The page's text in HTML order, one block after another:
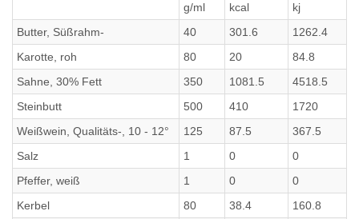
g/ml
kcal
kj
Butter, Süßrahm-
40 301.6 1262.4
Karotte, roh
80 20 84.8
Sahne, 30% Fett
350 1081.5 4518.5
Steinbutt
500 410 1720
Weißwein, Qualitäts-, 10 - 12°
125 87.5 367.5
Salz
1 0 0
Pfeffer, weiß
1 0 0
Kerbel
80 38.4 160.8